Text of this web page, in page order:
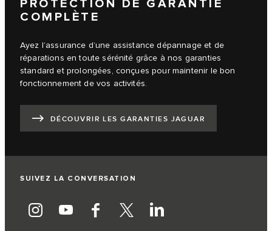
PROTECTION DE GARANTIE
COMPLÈTE
Ayez l’assurance d’une assistance dépannage et de
réparations en toute sérénité grâce à nos garanties
standard et prolongées, conçues pour maintenir le bon
fonctionnement de vos activités.
DÉCOUVRIR LES GARANTIES JAGUAR
SUIVEZ LA CONVERSATION